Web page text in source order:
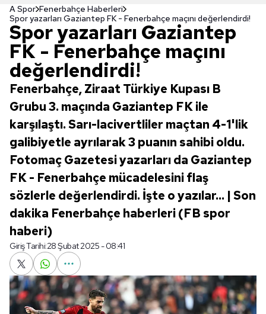
A Spor Fenerbahçe Haberleri
Spor yazarları Gaziantep FK - Fenerbahçe maçını değerlendirdi!
Spor yazarları Gaziantep
FK - Fenerbahçe maçını
değerlendirdi!
Fenerbahçe, Ziraat Türkiye Kupası B
Grubu 3. maçında Gaziantep FK ile
karşılaştı. Sarı-lacivertliler maçtan 4-1'lik
galibiyetle ayrılarak 3 puanın sahibi oldu.
Fotomaç Gazetesi yazarları da Gaziantep
FK - Fenerbahçe mücadelesini flaş
sözlerle değerlendirdi. İşte o yazılar... | Son
dakika Fenerbahçe haberleri (FB spor
haberi)
Giriş Tarihi:28 Şubat 2025 - 08:41